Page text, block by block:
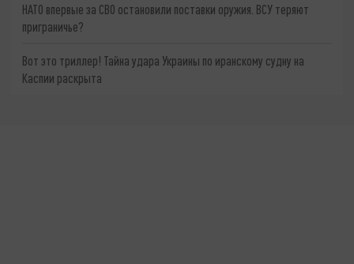
НАТО впервые за СВО остановили поставки оружия. ВСУ теряют
приграничье?
Вот это триллер! Тайна удара Украины по иранскому судну на
Каспии раскрыта